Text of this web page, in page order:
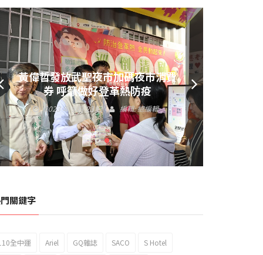
黃偉哲發放武聖夜市加碼夜市消費
券 呼籲做好登革熱防疫
2023 年 9 月 23 日 編輯:總編輯
關鍵字
全中運 Ariel GQ雜誌 SACO S Hotel